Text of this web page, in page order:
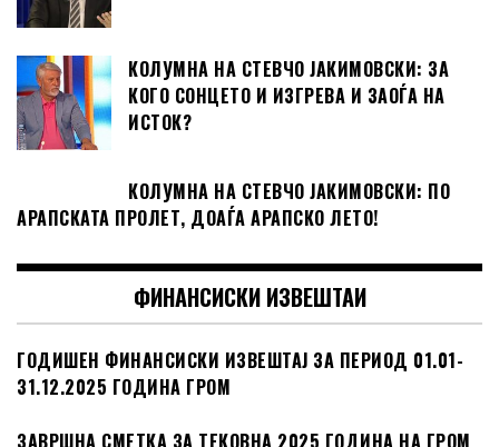
КОЛУМНА НА СТЕВЧО ЈАКИМОВСКИ: ЗА
КОГО СОНЦЕТО И ИЗГРЕВА И ЗАОЃА НА
ИСТОК?
КОЛУМНА НА СТЕВЧО ЈАКИМОВСКИ: ПО
АРАПСКАТА ПРОЛЕТ, ДОАЃА АРАПСКО ЛЕТО!
ФИНАНСИСКИ ИЗВЕШТАИ
ГОДИШЕН ФИНАНСИСКИ ИЗВЕШТАЈ ЗА ПЕРИОД 01.01-
31.12.2025 ГОДИНА ГРОМ
ЗАВРШНА СМЕТКА ЗА ТЕКОВНА 2025 ГОДИНА НА ГРОМ